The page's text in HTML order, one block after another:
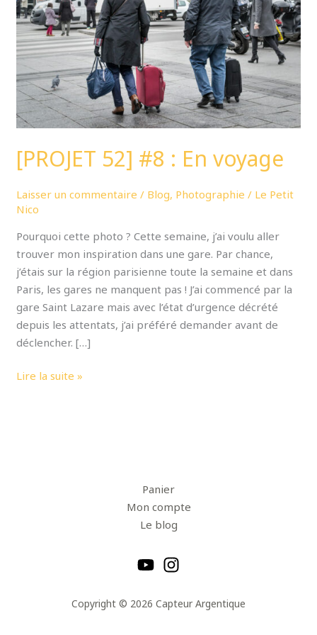
[PROJET 52] #8 : En voyage
Laisser un commentaire / Blog, Photographie / Le Petit
Nico
Pourquoi cette photo ? Cette semaine, j’ai voulu aller
trouver mon inspiration dans une gare. Par chance,
j’étais sur la région parisienne toute la semaine et dans
Paris, les gares ne manquent pas ! J’ai commencé par la
gare Saint Lazare mais avec l’état d’urgence décrété
depuis les attentats, j’ai préféré demander avant de
déclencher. […]
En
voyage
Lire la suite »
Panier
Mon compte
Le blog
Copyright © 2026 Capteur Argentique